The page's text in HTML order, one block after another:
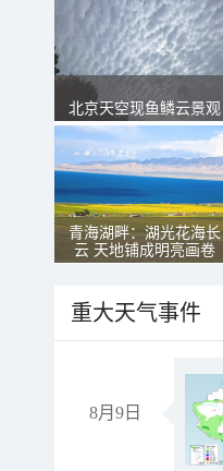
北京天空现鱼鳞云景观
青海湖畔：湖光花海长
云 天地铺成明亮画卷
重大天气事件
8月9日